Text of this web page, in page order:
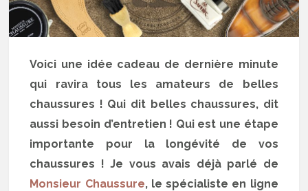
Voici une idée cadeau de dernière minute
qui ravira tous les amateurs de belles
chaussures ! Qui dit belles chaussures, dit
aussi besoin d’entretien ! Qui est une étape
importante pour la longévité de vos
chaussures ! Je vous avais déjà parlé de
Monsieur Chaussure, le spécialiste en ligne